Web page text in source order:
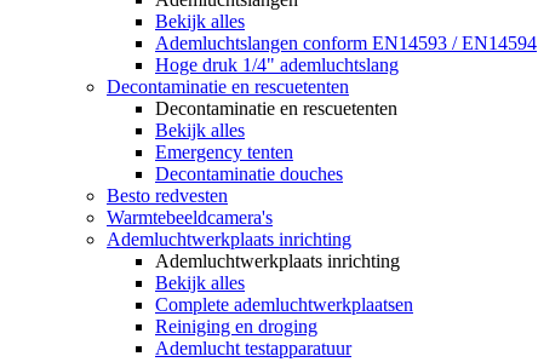
Bekijk alles
Ademluchtslangen conform EN14593 / EN14594
Hoge druk 1/4" ademluchtslang
Decontaminatie en rescuetenten
Decontaminatie en rescuetenten
Bekijk alles
Emergency tenten
Decontaminatie douches
Besto redvesten
Warmtebeeldcamera's
Ademluchtwerkplaats inrichting
Ademluchtwerkplaats inrichting
Bekijk alles
Complete ademluchtwerkplaatsen
Reiniging en droging
Ademlucht testapparatuur